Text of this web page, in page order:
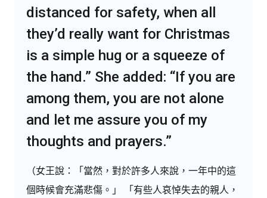
distanced for safety, when all
they’d really want for Christmas
is a simple hug or a squeeze of
the hand.” She added: “If you are
among them, you are not alone
and let me assure you of my
thoughts and prayers.”
（女王說：「當然，對於許多人來說，一年中的這
個時候會充滿悲傷。」 「有些人哀悼失去的親人，